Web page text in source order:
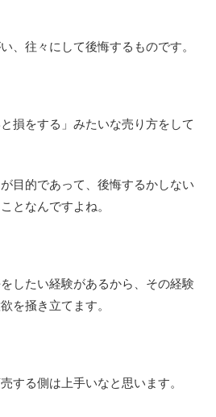
、往々にして後悔するものです。
損をする」みたいな売り方をして
目的であって、後悔するかしない
となんですよね。
したい経験があるから、その経験
を掻き立てます。
する側は上手いなと思います。